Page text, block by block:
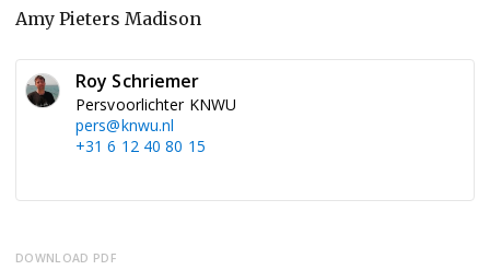
Amy Pieters Madison
Roy Schriemer
Persvoorlichter KNWU
pers@knwu.nl
+31 6 12 40 80 15
DOWNLOAD PDF